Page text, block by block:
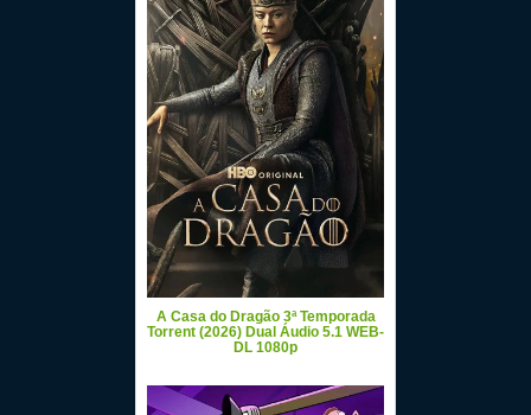
A Casa do Dragão 3ª Temporada
Torrent (2026) Dual Áudio 5.1 WEB-
DL 1080p